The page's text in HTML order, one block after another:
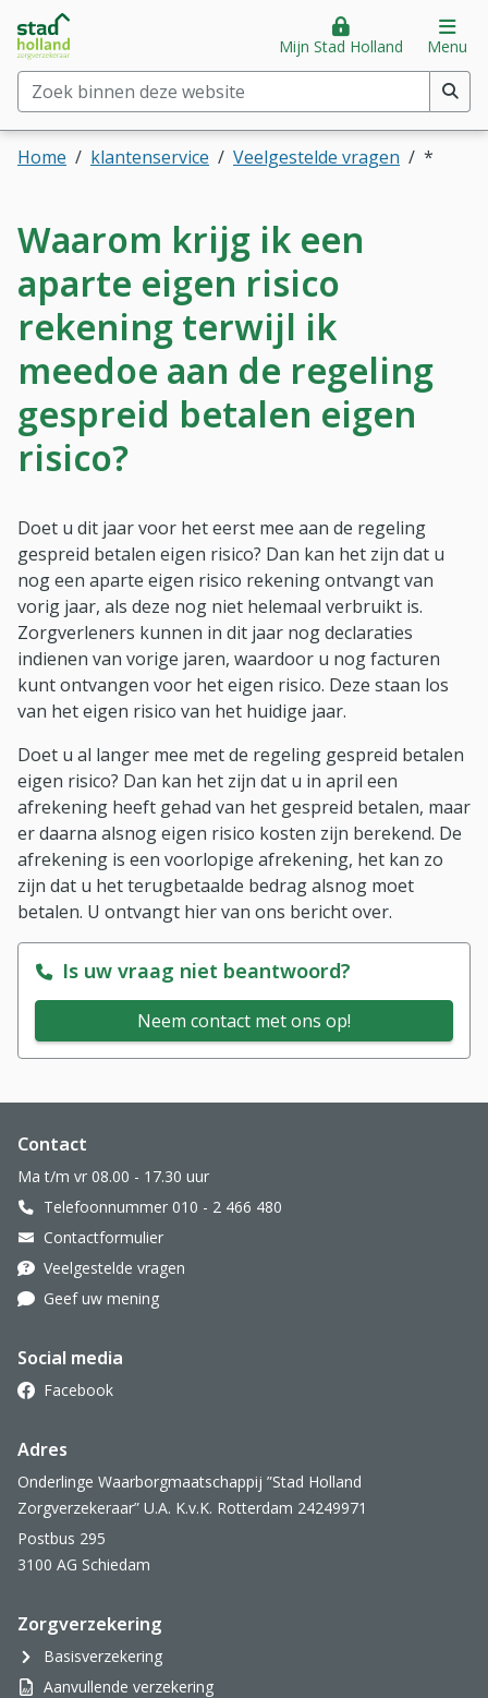
Direct naar hoofdinhoud
Direct naar hoofdmenu
Stad Holland Zorgverzekeraar
Zoek binnen deze website(min. 2 tekens)
Mijn Stad Holland Menu
Home klantenservice Veelgestelde vragen *
Waarom krijg ik een
aparte eigen risico
rekening terwijl ik
meedoe aan de regeling
gespreid betalen eigen
risico?
Doet u dit jaar voor het eerst mee aan de regeling
gespreid betalen eigen risico? Dan kan het zijn dat u
nog een aparte eigen risico rekening ontvangt van
vorig jaar, als deze nog niet helemaal verbruikt is.
Zorgverleners kunnen in dit jaar nog declaraties
indienen van vorige jaren, waardoor u nog facturen
kunt ontvangen voor het eigen risico. Deze staan los
van het eigen risico van het huidige jaar.
Doet u al langer mee met de regeling gespreid betalen
eigen risico? Dan kan het zijn dat u in april een
afrekening heeft gehad van het gespreid betalen, maar
er daarna alsnog eigen risico kosten zijn berekend. De
afrekening is een voorlopige afrekening, het kan zo
zijn dat u het terugbetaalde bedrag alsnog moet
betalen. U ontvangt hier van ons bericht over.
Is uw vraag niet beantwoord?
Neem contact met ons op!
Website footer
Contact
Ma t/m vr 08.00 - 17.30 uur
Telefoonnummer 010 - 2 466 480
Contactformulier
Veelgestelde vragen
Geef uw mening
Social media
Facebook
Adres
Onderlinge Waarborgmaatschappij ”Stad Holland
Zorgverzekeraar” U.A. K.v.K. Rotterdam 24249971
Postbus 295
3100 AG Schiedam
Zorgverzekering
Basisverzekering
Aanvullende verzekering